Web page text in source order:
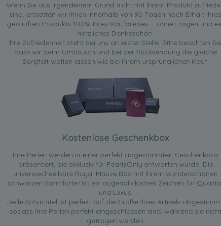
Wenn Sie aus irgendeinem Grund nicht mit Ihrem Produkt
sind, erstatten wir Ihnen innerhalb von 90 Tagen nach Erhalt Ihres
gekauften Produkts 100% Ihres Kaufpreises ... ohne Fragen und
herzliches Dankeschön.
Ihre Zufriedenheit steht bei uns an erster Stelle. Bitte beachten
dass wir beim Umtausch und bei der Rücksendung die gleiche
Sorgfalt walten lassen wie bei Ihrem ursprünglichen Kauf.
Kostenlose Geschenkbox
Ihre Perlen werden in einer perfekt abgestimmten Geschenkbox
präsentiert, die exklusiv für PearlsOnly entworfen wurde. Die
unverwechselbare Royal Mauve Box mit ihrem wunderschönen
schwarzen Samtfutter ist ein augenblickliches Zeichen für
und Luxus.
Jede Schachtel ist perfekt auf die Größe Ihres Artikels
sodass Ihre Perlen perfekt eingeschlossen sind, während sie nicht
getragen werden.